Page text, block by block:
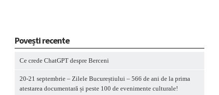
Povești recente
Ce crede ChatGPT despre Berceni
20-21 septembrie – Zilele Bucureștiului – 566 de ani de la prima
atestarea documentară și peste 100 de evenimente culturale!